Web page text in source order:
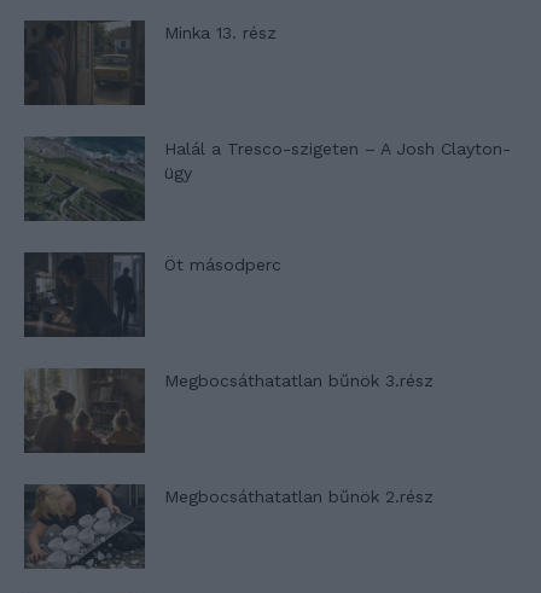
Minka 13. rész
Halál a Tresco-szigeten – A Josh Clayton-
ügy
Öt másodperc
Megbocsáthatatlan bűnök 3.rész
Megbocsáthatatlan bűnök 2.rész